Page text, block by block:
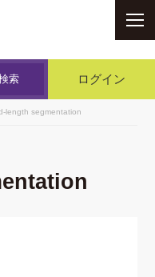
索 ログイン
length segmentation